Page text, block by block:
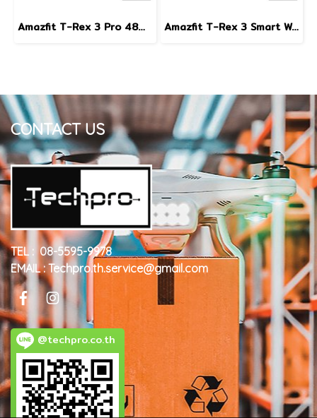
Amazfit T-Rex 3 Pro 48mm. Smart Watch สมาร์ทวอทช์หน้าจอ AMOLED 1.5 นิ้ว รุ่น T-Rex 3 Pro Amazfit T-Rex 3 Smart Watch สมาร์ทวอทช์หน้าจอ AMOLED ขนาด 1.5 นิ้ว รุ่น T-Rex 3
CONTACT US
TEL : 08-5595-9978
EMAIL : Techpro.th.service@gmail.com
@techpro.co.th